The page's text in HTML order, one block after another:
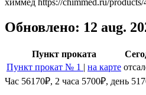
Обновлено: 12 aug.
Пункт проката
Пункт прокат № 1 | на карте
Час 56170₽, 2 часа 5700₽, день